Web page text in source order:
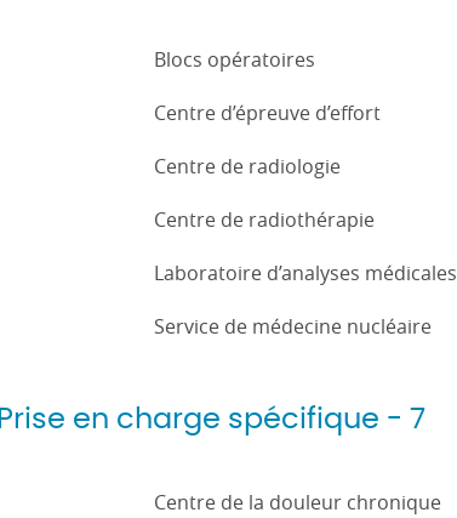
Blocs opératoires
Centre d’épreuve d’effort
Centre de radiologie
Centre de radiothérapie
Laboratoire d’analyses médicales
Service de médecine nucléaire
Prise en charge spécifique - 7
Centre de la douleur chronique